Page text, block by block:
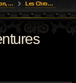
Courts Les Chroniques des Aventures